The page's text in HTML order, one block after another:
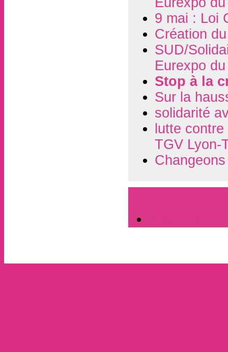
9 mai : Loi
Création
SUD/
Eurexpo
Stop à la
Sur la
solidarité
lutte
TGV Lyon-